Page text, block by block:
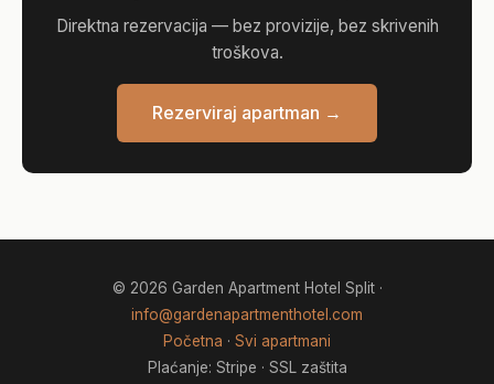
Direktna rezervacija — bez provizije, bez skrivenih
troškova.
Rezerviraj apartman →
© 2026 Garden Apartment Hotel Split ·
info@gardenapartmenthotel.com
Početna · Svi apartmani
Plaćanje: Stripe · SSL zaštita